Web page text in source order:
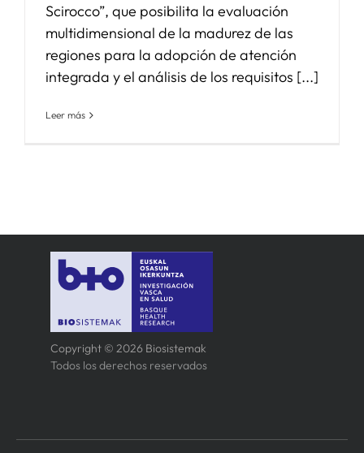
Scirocco”, que posibilita la evaluación
multidimensional de la madurez de las
regiones para la adopción de atención
integrada y el análisis de los requisitos [...]
Leer más
Copyright © 2026 Biosistemak
Todos los derechos reservados